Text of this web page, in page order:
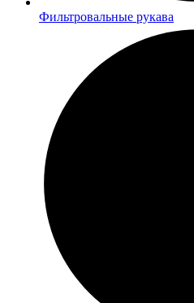
Фильтровальные рукава